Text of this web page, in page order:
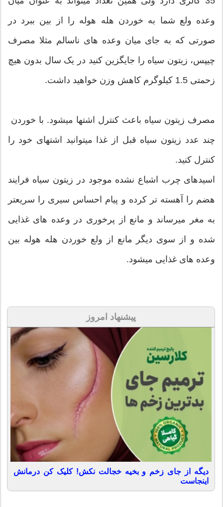
وعده ولع شما به خوردن هله هوله را از بین ببرد در
صورتی که به جای میان وعده های ناسالم مثلا مصرف
چیپس، زیتون سیاه را جایگزین کنید در یک سال بدون هیچ
زحمتی 1.5 کیلوگرم کاهش وزن خواهید داشت.
مصرف زیتون سیاه باعث کنترل اشتها میشود. با خوردن
چند عدد زیتون سیاه قبل از غذا میتوانید اشتهای خود را
کنترل کنید.
اسیدهای چرب اشباع نشده موجود در زیتون سیاه فرایند
هضم را آهسته تر کرده و پیام احساس سیری را سریعتر
به مغر میرساند و مانع از پرخوری در وعده های غذایی
شده و از سوی دیگر مانع از ولع خوردن هله هوله بین
وعده های غذایی میشود.
پیشنهاد امروز
دیگه از جای زخم و بخیه خجالت نکش! کلیک کن درمانش
اینجاست